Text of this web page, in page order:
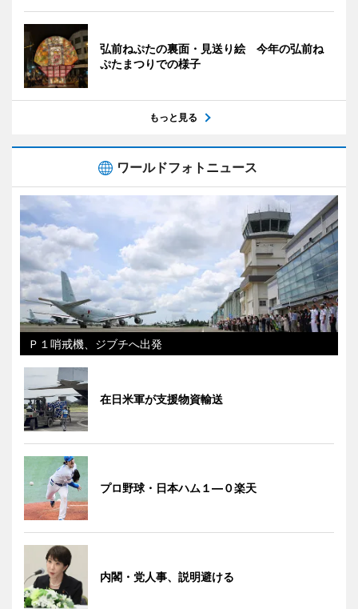
弘前ねぷたの裏面・見送り絵 今年の弘前ね
ぷたまつりでの様子
もっと見る
ワールドフォトニュース
Ｐ１哨戒機、ジブチへ出発
在日米軍が支援物資輸送
プロ野球・日本ハム１―０楽天
内閣・党人事、説明避ける